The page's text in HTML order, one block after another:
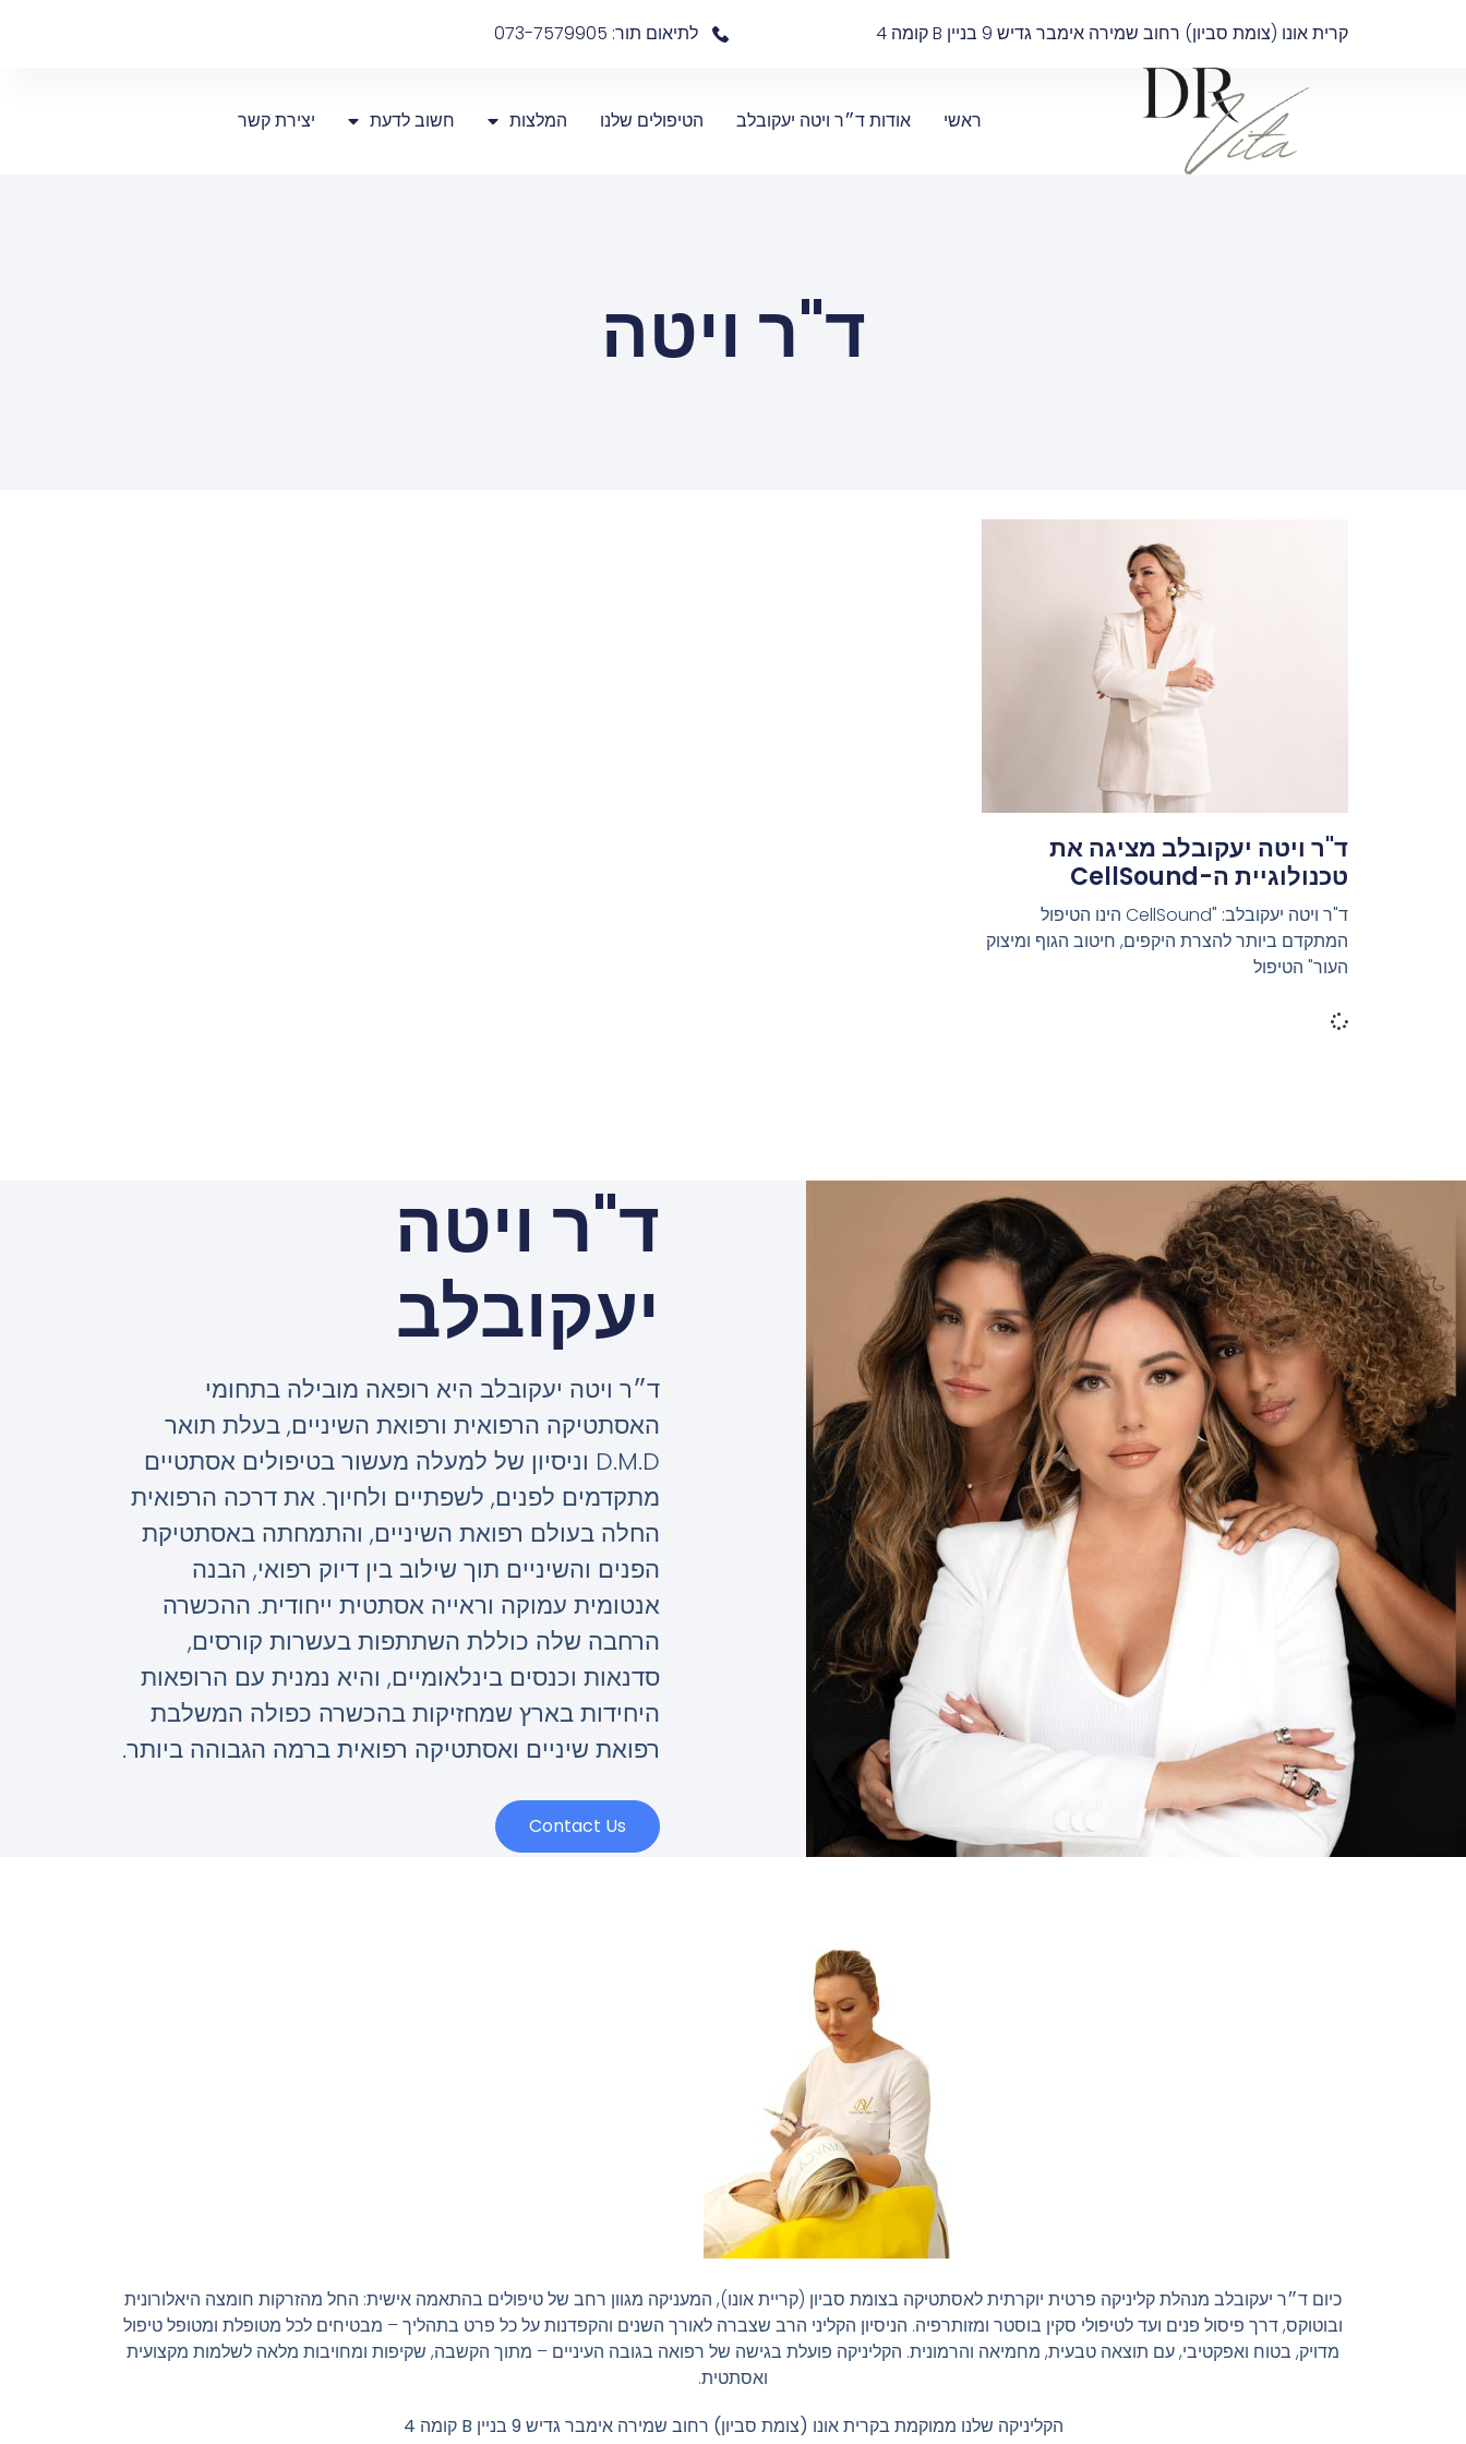
קרית אונו (צומת סביון) רחוב שמירה אימבר גדיש 9 בניין B קומה 4 לתיאום תור: 073-7579905
ראשי אודות ד״ר ויטה יעקובלב הטיפולים שלנו המלצות חשוב לדעת יצירת קשר
ד"ר ויטה
ד"ר ויטה יעקובלב מציגה את
טכנולוגיית ה-CellSound
ד"ר ויטה יעקובלב: "CellSound הינו הטיפול
המתקדם ביותר להצרת היקפים, חיטוב הגוף ומיצוק
העור" הטיפול
ד"ר ויטה
יעקובלב
ד״ר ויטה יעקובלב היא רופאה מובילה בתחומי
האסתטיקה הרפואית ורפואת השיניים, בעלת תואר
D.M.D וניסיון של למעלה מעשור בטיפולים אסתטיים
מתקדמים לפנים, לשפתיים ולחיוך. את דרכה הרפואית
החלה בעולם רפואת השיניים, והתמחתה באסתטיקת
הפנים והשיניים תוך שילוב בין דיוק רפואי, הבנה
אנטומית עמוקה וראייה אסתטית ייחודית. ההכשרה
הרחבה שלה כוללת השתתפות בעשרות קורסים,
סדנאות וכנסים בינלאומיים, והיא נמנית עם הרופאות
היחידות בארץ שמחזיקות בהכשרה כפולה המשלבת
רפואת שיניים ואסתטיקה רפואית ברמה הגבוהה ביותר.
Contact Us
כיום ד״ר יעקובלב מנהלת קליניקה פרטית יוקרתית לאסתטיקה בצומת סביון (קריית אונו), המעניקה מגוון רחב של טיפולים בהתאמה אישית: החל מהזרקות חומצה היאלורונית
ובוטוקס, דרך פיסול פנים ועד לטיפולי סקין בוסטר ומזותרפיה. הניסיון הקליני הרב שצברה לאורך השנים והקפדנות על כל פרט בתהליך – מבטיחים לכל מטופלת ומטופל טיפול
מדויק, בטוח ואפקטיבי, עם תוצאה טבעית, מחמיאה והרמונית. הקליניקה פועלת בגישה של רפואה בגובה העיניים – מתוך הקשבה, שקיפות ומחויבות מלאה לשלמות מקצועית
ואסתטית.
הקליניקה שלנו ממוקמת בקרית אונו (צומת סביון) רחוב שמירה אימבר גדיש 9 בניין B קומה 4